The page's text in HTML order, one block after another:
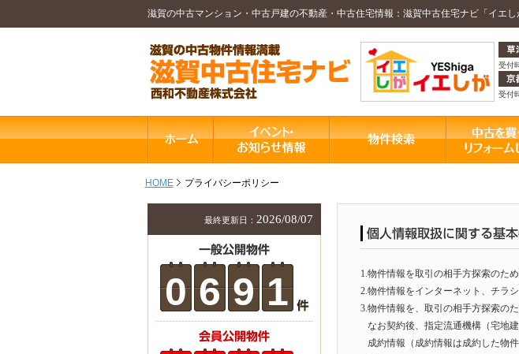
滋賀の中古マンション・中古戸建の不動産・中古住宅情報：滋賀中古住宅ナビ「イエし
受付
受付
HOME プライバシーポリシー
1.物件情報を取引の相手方探索のため
2.物件情報をインターネット、チラ
3.物件情報を、取引の相手方探索の
なお契約後、指定流通機構（宅地
成約情報（成約情報は成約した物
最終更新日： 2026/08/07
0 6 9 1